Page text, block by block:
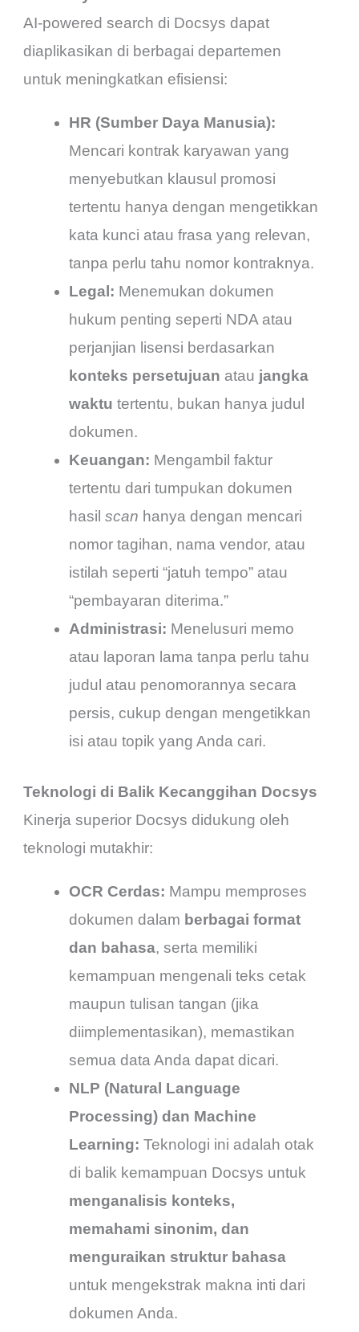
AI-powered search di Docsys dapat
diaplikasikan di berbagai departemen
untuk meningkatkan efisiensi:
HR (Sumber Daya Manusia):
Mencari kontrak karyawan yang
menyebutkan klausul promosi
tertentu hanya dengan mengetikkan
kata kunci atau frasa yang relevan,
tanpa perlu tahu nomor kontraknya.
Legal: Menemukan dokumen
hukum penting seperti NDA atau
perjanjian lisensi berdasarkan
konteks persetujuan atau jangka
waktu tertentu, bukan hanya judul
dokumen.
Keuangan: Mengambil faktur
tertentu dari tumpukan dokumen
hasilscan hanya dengan mencari
nomor tagihan, nama vendor, atau
istilah seperti “jatuh tempo” atau
“pembayaran diterima.”
Administrasi: Menelusuri memo
atau laporan lama tanpa perlu tahu
judul atau penomorannya secara
persis, cukup dengan mengetikkan
isi atau topik yang Anda cari.
Teknologi di Balik Kecanggihan Docsys
Kinerja superior Docsys didukung oleh
teknologi mutakhir:
OCR Cerdas: Mampu memproses
dokumen dalam berbagai format
dan bahasa, serta memiliki
kemampuan mengenali teks cetak
maupun tulisan tangan (jika
diimplementasikan), memastikan
semua data Anda dapat dicari.
NLP (Natural Language
Processing) dan Machine
Learning: Teknologi ini adalah otak
di balik kemampuan Docsys untuk
menganalisis konteks,
memahami sinonim, dan
menguraikan struktur bahasa
untuk mengekstrak makna inti dari
dokumen Anda.